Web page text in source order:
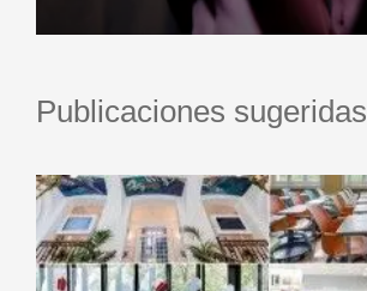
Publicaciones sugeridas